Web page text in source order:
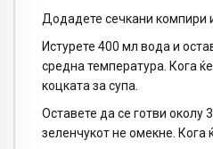
Додадете сечкани компири
Истурете 400 мл вода и
средна температура. Кога
коцката за супа.
Оставете да се готви околу
зеленчукот не омекне. Кога